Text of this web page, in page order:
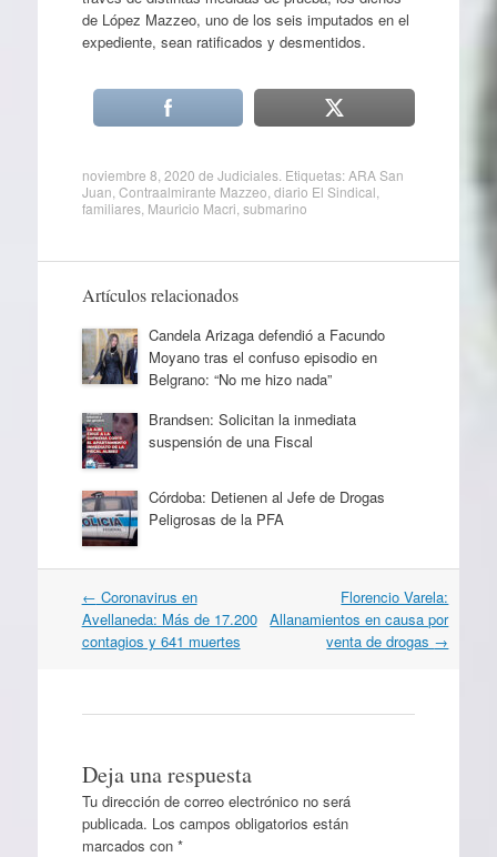
de López Mazzeo, uno de los seis imputados en el
expediente, sean ratificados y desmentidos.
noviembre 8, 2020 de Judiciales. Etiquetas:ARA San
Juan Contraalmirante Mazzeo diario El Sindical
familiares, Mauricio Macri submarino
Artículos relacionados
Candela Arizaga defendió a Facundo
Moyano tras el confuso episodio en
Belgrano: “No me hizo nada”
Brandsen: Solicitan la inmediata
suspensión de una Fiscal
Córdoba: Detienen al Jefe de Drogas
Peligrosas de la PFA
Navegación
por
artículos
← Coronavirus en
Avellaneda: Más de 17.200
contagios y 641 muertes
Florencio Varela:
Allanamientos en causa por
venta de drogas →
Deja una respuesta
Tu dirección de correo electrónico no será
publicada. Los campos obligatorios están
marcados con *